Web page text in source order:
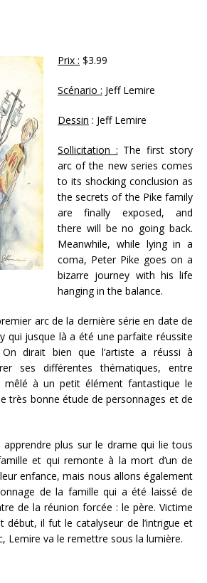
Prix : $3.99
Scénario : Jeff Lemire
Dessin : Jeff Lemire
Sollicitation : The first story
arc of the new series comes
to its shocking conclusion as
the secrets of the Pike family
are finally exposed, and
there will be no going back.
Meanwhile, while lying in a
coma, Peter Pike goes on a
bizarre journey with his life
hanging in the balance.
arc de la dernière série en date de
qui jusque là a été une parfaite réussite
dirait bien que l’artiste a réussi à
ses différentes thématiques, entre
mêlé à un petit élément fantastique le
très bonne étude de personnages et de
plus sur le drame qui lie tous
et qui remonte à la mort d’un de
enfance, mais nous allons également
de la famille qui a été laissé de
de la réunion forcée : le père. Victime
début, il fut le catalyseur de l’intrigue et
Lemire va le remettre sous la lumière.